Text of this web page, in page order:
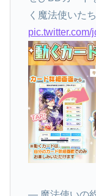
く魔法使いた
pic.twitter.com/